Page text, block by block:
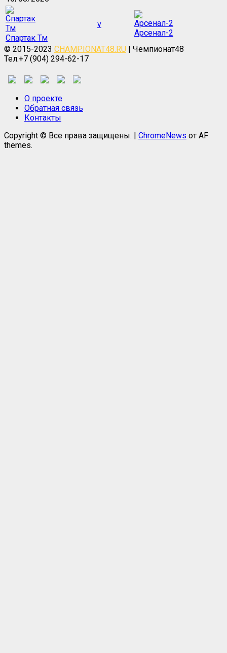
Спартак Тм
v
Арсенал-2
© 2015-2023 CHAMPIONAT48.RU | Чемпионат48
Тел.+7 (904) 294-62-17
О проекте
Обратная связь
Контакты
Copyright © Все права защищены. | ChromeNews от AF
themes.